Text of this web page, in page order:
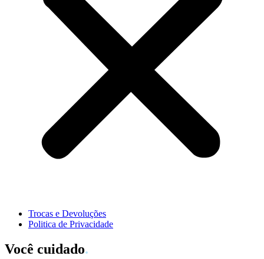
Trocas e Devoluções
Politica de Privacidade
Você cuidado.